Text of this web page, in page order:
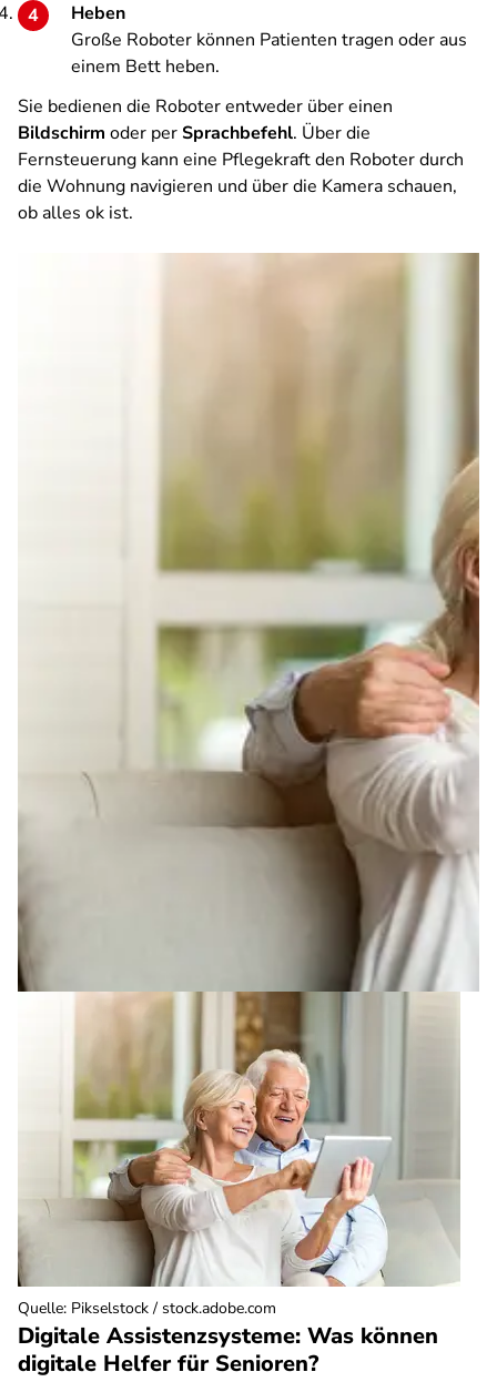
Heben
Große Roboter können Patienten tragen oder aus
einem Bett heben.
Sie bedienen die Roboter entweder über einen
Bildschirm oder perSprachbefehl. Über die
Fernsteuerung kann eine Pflegekraft den Roboter durch
die Wohnung navigieren und über die Kamera schauen,
ob alles ok ist.
Digitale Assistenzsysteme: Was können
digitale Helfer für Senioren?
Quelle: Pikselstock / stock.adobe.com